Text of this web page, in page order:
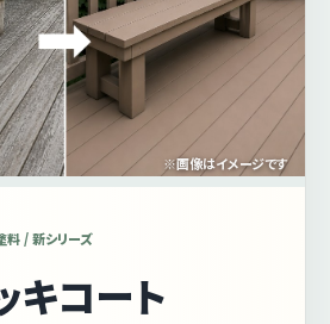
※画像はイメージです
料 / 新シリーズ
キコート